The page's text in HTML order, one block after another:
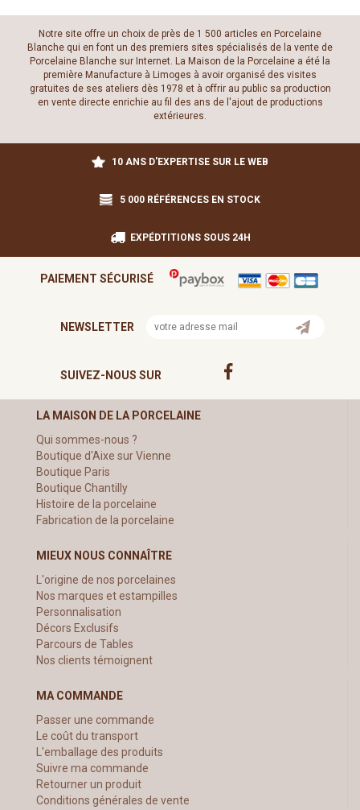
Notre site offre un choix de près de 1 500 articles en Porcelaine
Blanche qui en font un des premiers sites spécialisés de la vente de
Porcelaine Blanche sur Internet. La Maison de la Porcelaine a été la
première Manufacture à Limoges à avoir organisé des visites
gratuites de ses ateliers dès 1978 et à offrir au public sa production
en vente directe enrichie au fil des ans de l'ajout de productions
extérieures.
10 ANS D'EXPERTISE SUR LE WEB
5 000 RÉFÉRENCES EN STOCK
EXPÉDTITIONS SOUS 24H
PAIEMENT SÉCURISÉ
NEWSLETTER
SUIVEZ-NOUS SUR
LA MAISON DE LA PORCELAINE
Qui sommes-nous ?
Boutique d'Aixe sur Vienne
Boutique Paris
Boutique Chantilly
Histoire de la porcelaine
Fabrication de la porcelaine
MIEUX NOUS CONNAÎTRE
L'origine de nos porcelaines
Nos marques et estampilles
Personnalisation
Décors Exclusifs
Parcours de Tables
Nos clients témoignent
MA COMMANDE
Passer une commande
Le coût du transport
L'emballage des produits
Suivre ma commande
Retourner un produit
Conditions générales de vente